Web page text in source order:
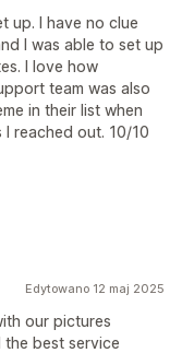
up. I have no clue
I was able to set up
I love how
team was also
in their list when
reached out. 10/10
Edytowano 12 maj 2025
our pictures
the best service